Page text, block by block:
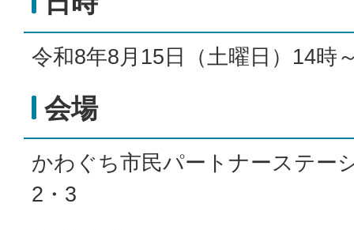
令和8年8月15日（土曜日）14時
会場
かわぐち市民パートナーステー
2・3